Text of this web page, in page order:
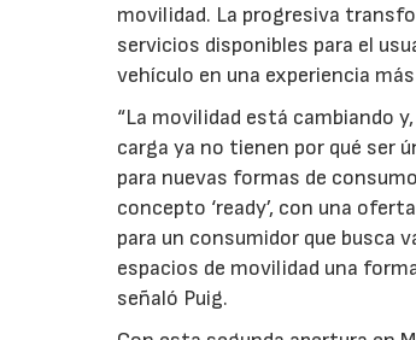
movilidad. La progresiva
servicios disponibles para el
vehículo en una experiencia
“La movilidad está cambiando
carga ya no tienen por qué ser
para nuevas formas de
concepto ‘ready’, con una
para un consumidor que busca
espacios de movilidad una
señaló Puig.